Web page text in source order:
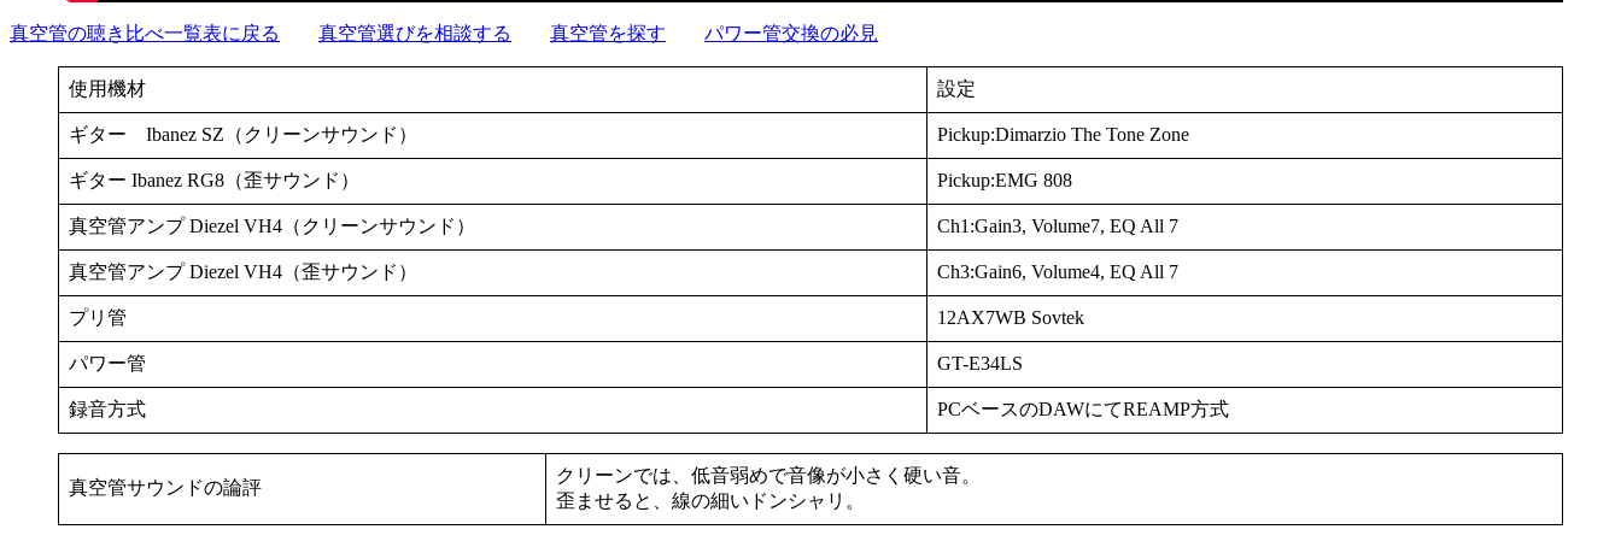
真空管の聴き比べ一覧表に戻る 真空管選びを相談する 真空管を探す パワー管交換の必見
使用機材 設定
ギター Ibanez SZ（クリーンサウンド） Pickup:Dimarzio The Tone Zone
ギター Ibanez RG8（歪サウンド） Pickup:EMG 808
真空管アンプ Diezel VH4（クリーンサウンド） Ch1:Gain3, Volume7, EQ All 7
真空管アンプ Diezel VH4（歪サウンド） Ch3:Gain6, Volume4, EQ All 7
プリ管 12AX7WB Sovtek
パワー管 GT-E34LS
録音方式 PCベースのDAWにてREAMP方式
真空管サウンドの論評
クリーンでは、低音弱めで音像が小さく硬い音。
歪ませると、線の細いドンシャリ。